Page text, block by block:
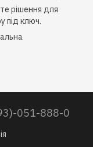
рішення для
під ключ.
051-888-0